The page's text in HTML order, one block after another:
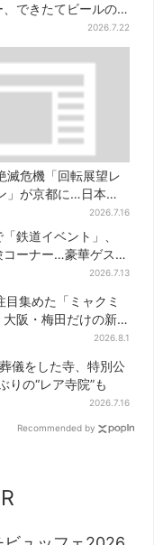
できたてビールの
2026.7.22
滅危機「回転展望レ
」が京都に…日本唯
間「回るフレンチ」
ンチの穴場
2026.7.16
鉄道イベント」、
ーナー…豪華ゲスト
2026.7.13
目集めた「ミャクミ
阪・梅田だけの新
2026.8.1
儀をした寺、特別公
の“レア寺院”も
2026.7.16
Recommended by